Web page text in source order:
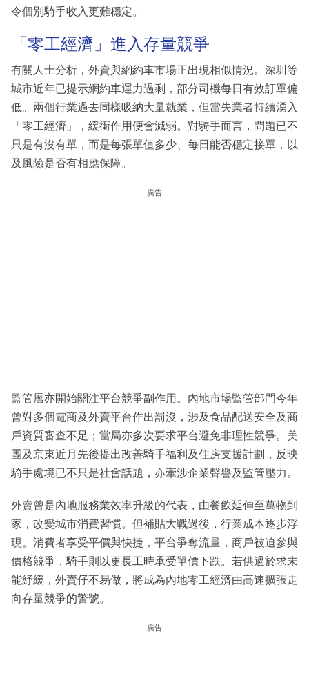
令個別騎手收入更難穩定。
「零工經濟」進入存量競爭
有關人士分析，外賣與網約車市場正出現相似情況。深圳等
城市近年已提示網約車運力過剩，部分司機每日有效訂單偏
低。兩個行業過去同樣吸納大量就業，但當失業者持續湧入
「零工經濟」，緩衝作用便會減弱。對騎手而言，問題已不
只是有沒有單，而是每張單值多少、每日能否穩定接單，以
及風險是否有相應保障。
廣告
監管層亦開始關注平台競爭副作用。內地市場監管部門今年
曾對多個電商及外賣平台作出罰沒，涉及食品配送安全及商
戶資質審查不足；當局亦多次要求平台避免非理性競爭。美
團及京東近月先後提出改善騎手福利及住房支援計劃，反映
騎手處境已不只是社會話題，亦牽涉企業聲譽及監管壓力。
外賣曾是內地服務業效率升級的代表，由餐飲延伸至萬物到
家，改變城市消費習慣。但補貼大戰過後，行業成本逐步浮
現。消費者享受平價與快捷，平台爭奪流量，商戶被迫參與
價格競爭，騎手則以更長工時承受單價下跌。若供過於求未
能紓緩，外賣仔不易做，將成為內地零工經濟由高速擴張走
向存量競爭的警號。
廣告